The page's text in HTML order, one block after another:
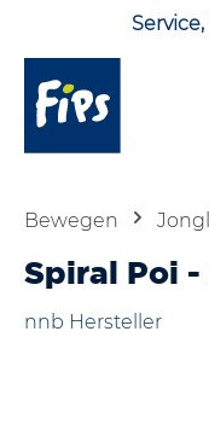
Zum Hauptinhalt
Bewegen
Spiral Poi -
nnb Hersteller